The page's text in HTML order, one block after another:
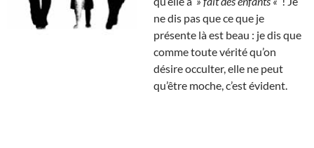
ne dis pas que ce que je
présente là est beau : je dis que
comme toute vérité qu’on
désire occulter, elle ne peut
qu’être moche, c’est évident.